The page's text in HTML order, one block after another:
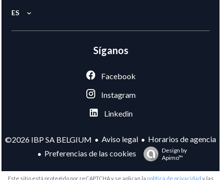
ES
Síganos
Facebook
Instagram
Linkedin
©2026 IBP SA BELGIUM Aviso legal
Horarios de agencia
Preferencias de las cookies
Design by
Apimo™
Este sitio está protegido por reCAPTCHA y se aplican la política de privacidad y las